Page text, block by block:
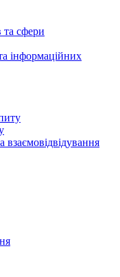
та сфери
інформаційних
взаємовідвідування